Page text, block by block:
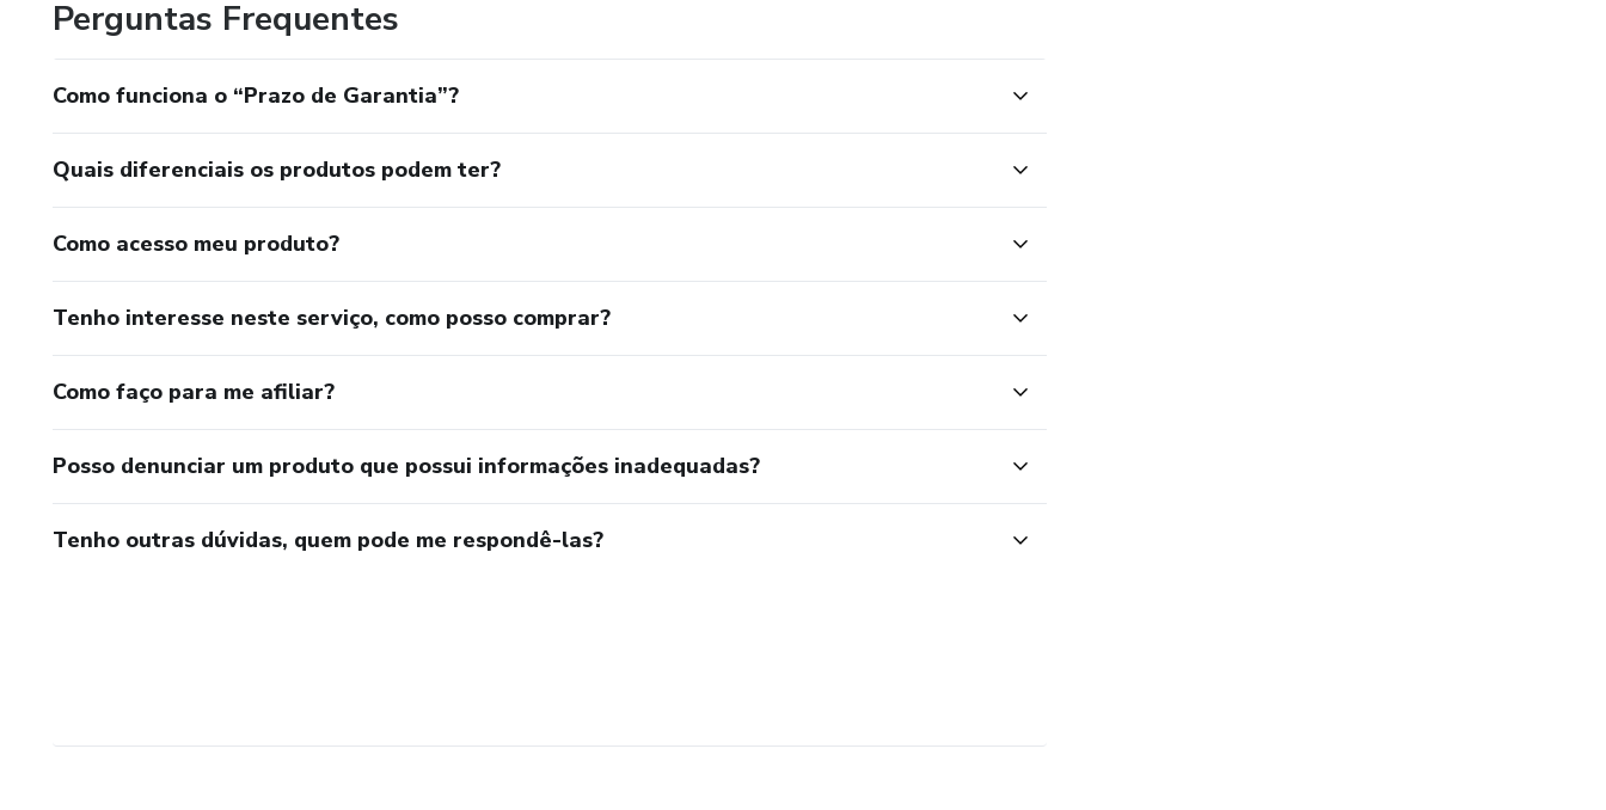
Perguntas Frequentes
Como funciona o “Prazo de Garantia”?
Quais diferenciais os produtos podem ter?
Como acesso meu produto?
Tenho interesse neste serviço, como posso comprar?
Como faço para me afiliar?
Posso denunciar um produto que possui informações inadequadas?
Tenho outras dúvidas, quem pode me respondê-las?